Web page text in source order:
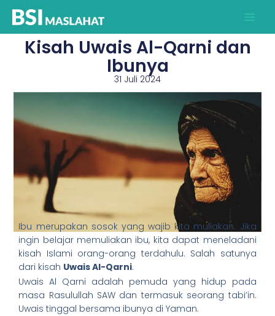
Lewati
Kisah Uwais Al-Qarni dan
Ibunya
31 Juli 2024
Ibu merupakan sosok yang wajib kita muliakan. Jika
ingin belajar memuliakan ibu, kita dapat meneladani
kisah Islami orang-orang terdahulu. Salah satunya
dari kisah Uwais Al-Qarni.
Uwais Al Qarni adalah pemuda yang hidup pada
masa Rasulullah SAW dan termasuk seorang tabi’in.
Uwais tinggal bersama ibunya di Yaman.